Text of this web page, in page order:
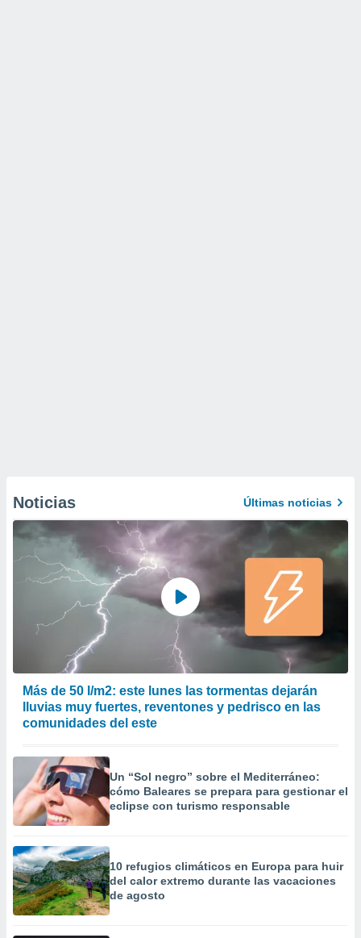
Noticias Últimas noticias
Más de 50 l/m2: este lunes las tormentas dejarán
lluvias muy fuertes, reventones y pedrisco en las
comunidades del este
Un “Sol negro” sobre el Mediterráneo:
cómo Baleares se prepara para gestionar el
eclipse con turismo responsable
10 refugios climáticos en Europa para huir
del calor extremo durante las vacaciones
de agosto